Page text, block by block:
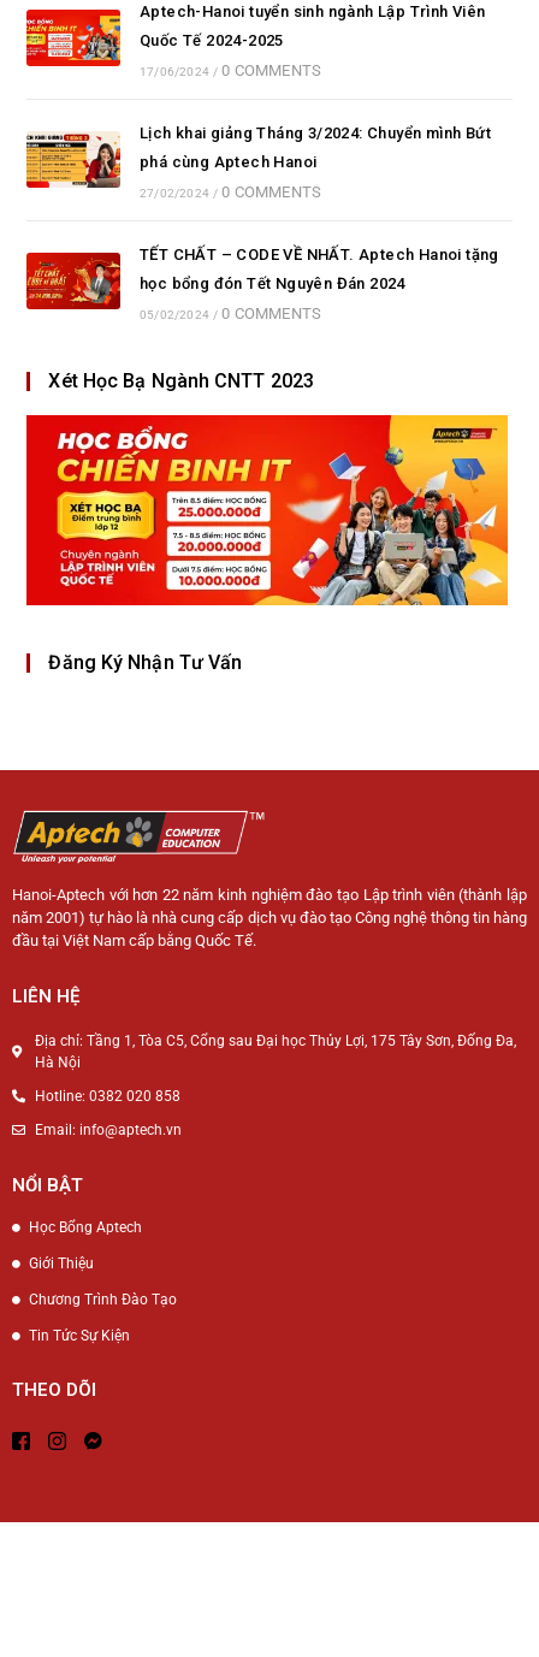
Aptech-Hanoi tuyển sinh ngành Lập Trình Viên
Quốc Tế 2024-2025
17/06/2024 / 0 COMMENTS
Lịch khai giảng Tháng 3/2024: Chuyển mình Bứt
phá cùng Aptech Hanoi
27/02/2024 / 0 COMMENTS
TẾT CHẤT – CODE VỀ NHẤT. Aptech Hanoi tặng
học bổng đón Tết Nguyên Đán 2024
05/02/2024 / 0 COMMENTS
Xét Học Bạ Ngành CNTT 2023
Đăng Ký Nhận Tư Vấn
Hanoi-Aptech với hơn 22 năm kinh nghiệm đào tạo Lập trình viên (thành lập
năm 2001) tự hào là nhà cung cấp dịch vụ đào tạo Công nghệ thông tin hàng
đầu tại Việt Nam cấp bằng Quốc Tế.
LIÊN HỆ
Địa chỉ: Tầng 1, Tòa C5, Cổng sau Đại học Thủy Lợi, 175 Tây Sơn, Đống Đa,
Hà Nội
Hotline: 0382 020 858
Email: info@aptech.vn
NỔI BẬT
Học Bổng Aptech
Giới Thiệu
Chương Trình Đào Tạo
Tin Tức Sự Kiện
THEO DÕI